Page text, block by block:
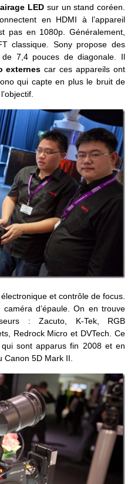
LED sur un stand coréen.
en HDMI à l’appareil
pas en 1080p. Généralement,
classique. Sony propose des
7,4 pouces de diagonale. Il
externes car ces appareils ont
qui capte en plus le bruit de
et contrôle de focus.
d’épaule. On en trouve
: Zacuto, K-Tek, RGB
Redrock Micro et DVTech. Ce
sont apparus fin 2008 et en
Canon 5D Mark II.